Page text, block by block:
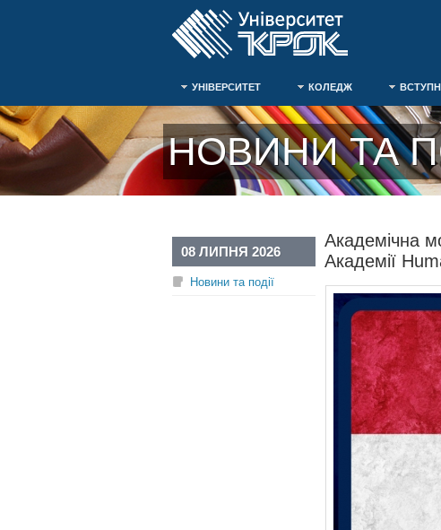
УНІВЕРСИТЕТ КОЛЕДЖ
НОВИНИ ТА
Академічна
Академії
08 ЛИПНЯ 2026
Новини та події